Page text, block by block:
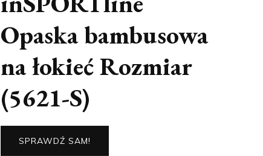
Opaska bambusowa
na łokieć Rozmiar
(5621-S)
SPRAWDŹ SAM!